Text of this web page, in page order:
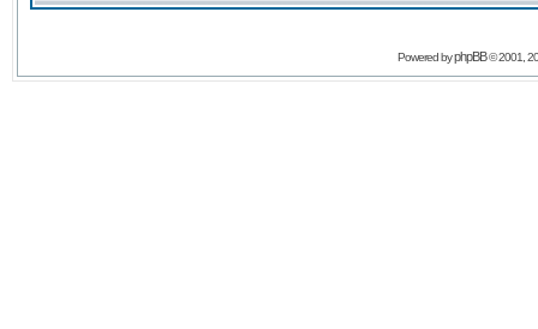
Powered byphpBB© 2001,